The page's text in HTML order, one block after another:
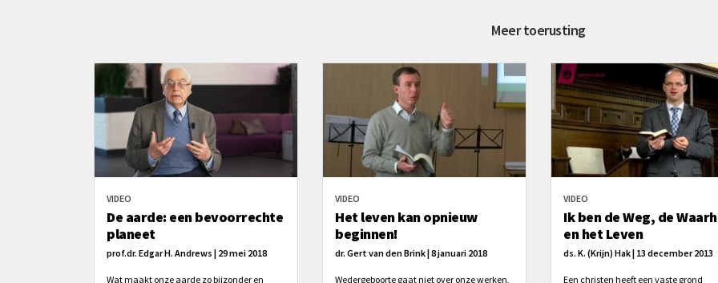
Meer toerusting
VIDEO
De aarde: een bevoorrechte
planeet
prof.dr. Edgar H. Andrews | 29 mei 2018
Wat maakt onze aarde zo bijzonder en
VIDEO
Het leven kan opnieuw
beginnen!
dr. Gert van den Brink | 8 januari 2018
Wedergeboorte gaat niet over onze werken,
VIDEO
Ik ben de Weg, de
en het Leven
ds. K. (Krijn) Hak | 13 december 2013
Een christen heeft een vaste grond